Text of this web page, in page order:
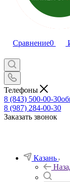
Сравнение0
Телефоны
8 (843) 500-00-30
8 (987) 284-00-30
Заказать звонок
Казань